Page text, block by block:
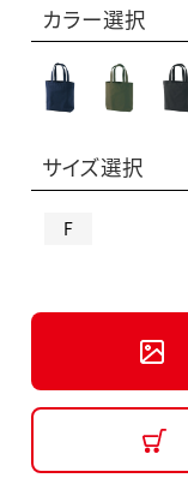
カラー選択
サイズ選択
F